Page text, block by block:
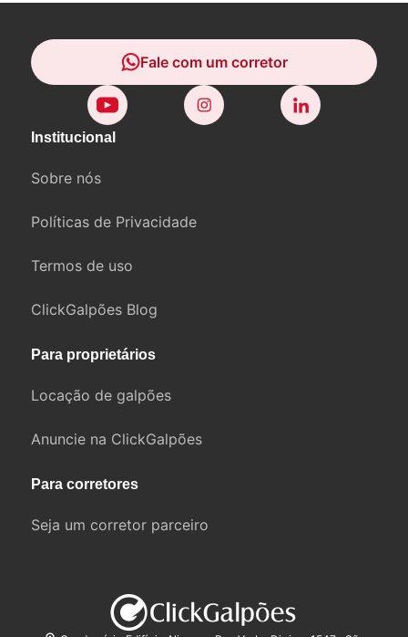
Institucional
Sobre nós
Políticas de Privacidade
Termos de uso
ClickGalpões Blog
Para proprietários
Locação de galpões
Anuncie na ClickGalpões
Para corretores
Seja um corretor parceiro
Fale com um corretor